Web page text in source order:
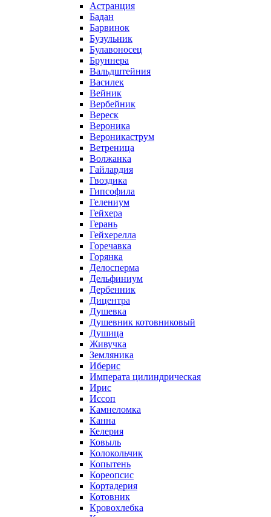
Астранция
Бадан
Барвинок
Бузульник
Булавоносец
Бруннера
Вальдштейния
Василек
Вейник
Вербейник
Вереск
Вероника
Вероникаструм
Ветреница
Волжанка
Гайлардия
Гвоздика
Гипсофила
Гелениум
Гейхера
Герань
Гейхерелла
Горечавка
Горянка
Делосперма
Дельфиниум
Дербенник
Дицентра
Душевка
Душевник котовниковый
Душица
Живучка
Земляника
Иберис
Императа цилиндрическая
Ирис
Иссоп
Камнеломка
Канна
Келерия
Ковыль
Колокольчик
Копытень
Кореопсис
Кортадерия
Котовник
Кровохлебка